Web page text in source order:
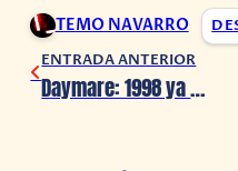
TEMO NAVARRO
ENTRADA ANTERIOR
Daymare: 1998 ya tiene fecha de salida en PlayStation 4 y Xbox One